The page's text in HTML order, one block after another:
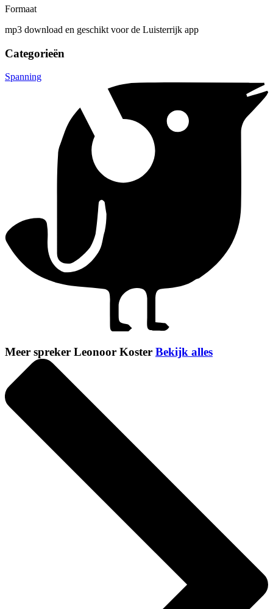
Formaat
mp3 download en geschikt voor de Luisterrijk app
Categorieën
Spanning
Meer spreker Leonoor Koster Bekijk alles